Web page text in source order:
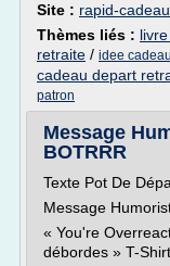
Site : rapid-
Thèmes liés :
retraite / idee
cadeau depart
patron
Message
BOTRRR
Texte Pot De
Message
« You're
débordes » T-